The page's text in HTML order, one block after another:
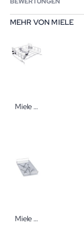
MEHR VON MIELE
Miele A 101 Oberkorb/Lafette, 206 x 528 x 527 mm
Miele E 142 Einsatz 1/2 Siebschale 1 St 55 x 255 x 480 mm